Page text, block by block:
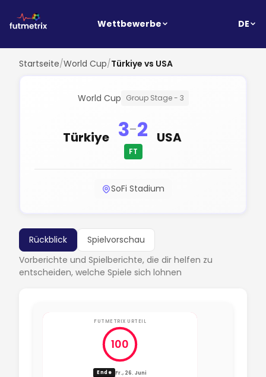
Wettbewerbe DE
Startseite/World Cup/Türkiye vs USA
World Cup Group Stage - 3
Türkiye 3-2
FT
USA
SoFi Stadium
Rückblick
Spielvorschau
Vorberichte und Spielberichte, die dir helfen zu
entscheiden, welche Spiele sich lohnen
FUTMETRIX URTEIL
100
Ende Fr., 26. Juni